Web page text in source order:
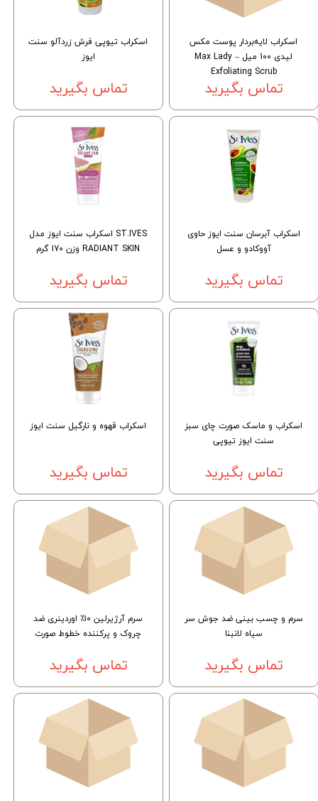
اسکراب لایه‌بردار پوست مکس
لیدی 100 میل – Max Lady
Exfoliating Scrub
تماس بگیرید
اسکراب تیوپی فرش زردآلو سنت
ایوز
تماس بگیرید
اسکراب آبرسان سنت ایوز حاوی
آووکادو و عسل
تماس بگیرید
ST.IVES اسکراب سنت ایوز مدل
RADIANT SKIN وزن 170 گرم
تماس بگیرید
اسکراب و ماسک صورت چای سبز
سنت ایوز تیوپی
تماس بگیرید
اسکراب قهوه و نارگیل سنت ایوز
تماس بگیرید
سرم و چسب بینی ضد جوش سر
سیاه لانبنا
تماس بگیرید
سرم آرژیرلین ۱۰٪ اوردینری ضد
چروک و پرکننده خطوط صورت
تماس بگیرید